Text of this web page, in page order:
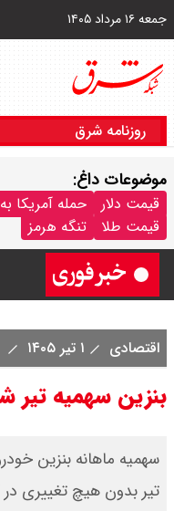
جمعه ۱۶ مرداد ۱۴۰۵
روزنامه شرق
موضوعات داغ:
قیمت دلار حمله آمریکا
قیمت طلا
تنگه هرمزبه
اقتصادی ۱ تیر ۱۴۰۵
بنزین سهمیه تیر
سهمیه ماهانه بنزین
تیر بدون هیچ تغییری